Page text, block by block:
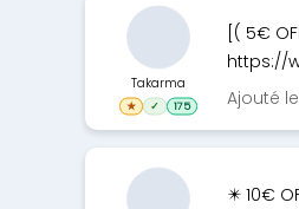
[( 5€
https://
Ajouté
Takarma
★ ✓ 175
✴️ 10€